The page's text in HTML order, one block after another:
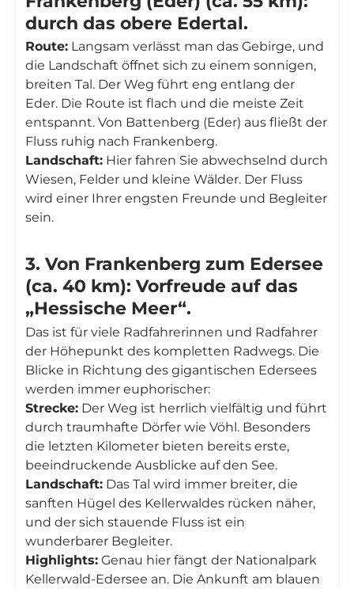
durch das obere Edertal.
Route: Langsam verlässt man das Gebirge, und
die Landschaft öffnet sich zu einem sonnigen,
breiten Tal. Der Weg führt eng entlang der
Eder. Die Route ist flach und die meiste Zeit
entspannt. Von Battenberg (Eder) aus fließt der
Fluss ruhig nach Frankenberg.
Landschaft: Hier fahren Sie abwechselnd durch
Wiesen, Felder und kleine Wälder. Der Fluss
wird einer Ihrer engsten Freunde und Begleiter
sein.
3. Von Frankenberg zum Edersee
(ca. 40 km): Vorfreude auf das
„Hessische Meer“.
Das ist für viele Radfahrerinnen und Radfahrer
der Höhepunkt des kompletten Radwegs. Die
Blicke in Richtung des gigantischen Edersees
werden immer euphorischer:
Strecke: Der Weg ist herrlich vielfältig und führt
durch traumhafte Dörfer wie Vöhl. Besonders
die letzten Kilometer bieten bereits erste,
beeindruckende Ausblicke auf den See.
Landschaft: Das Tal wird immer breiter, die
sanften Hügel des Kellerwaldes rücken näher,
und der sich stauende Fluss ist ein
wunderbarer Begleiter.
Highlights: Genau hier fängt der Nationalpark
Kellerwald-Edersee an. Die Ankunft am blauen